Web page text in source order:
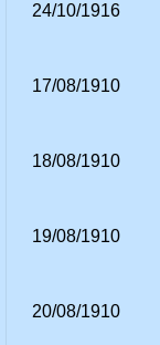
24/10/1916
17/08/1910
18/08/1910
19/08/1910
20/08/1910